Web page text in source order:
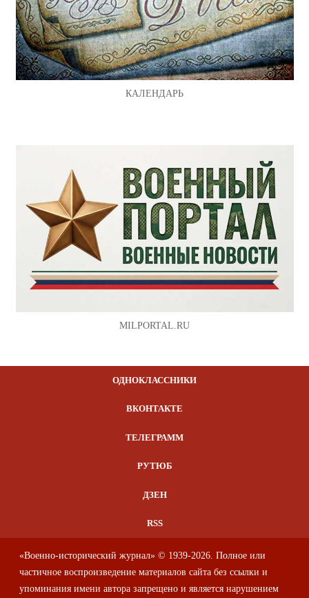
КАЛЕНДАРЬ
MILPORTAL.RU
ОДНОКЛАССНИКИ
ВКОНТАКТЕ
ТЕЛЕГРАММ
РУТЮБ
ДЗЕН
RSS
«Военно-исторический журнал» © 1939-2026. Полное или
частичное воспроизведение материалов сайта без ссылки и
упоминания имени автора запрещено и является нарушением